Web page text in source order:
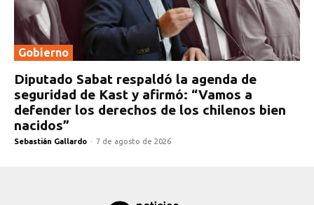
Gobierno
Diputado Sabat respaldó la agenda de
seguridad de Kast y afirmó: “Vamos a
defender los derechos de los chilenos bien
nacidos”
Sebastián Gallardo - 7 de agosto de 2026